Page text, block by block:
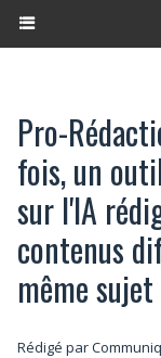
Pro-
fois, un
sur l'IA
contenus
même sujet
Rédigé par